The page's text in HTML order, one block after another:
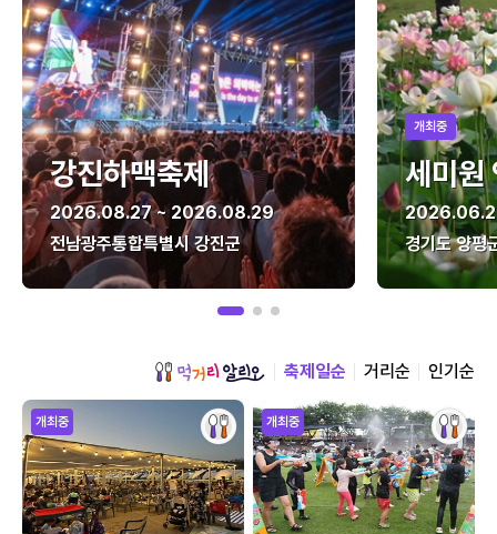
강진하맥축제
2026.08.27 ~ 2026.08.29
전남광주통합특별시 강진군
개최중
세미원
경기도 양평
축제일순 거리순 인기순
개최중 개최중